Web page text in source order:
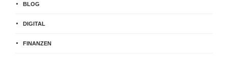
BLOG
DIGITAL
FINANZEN